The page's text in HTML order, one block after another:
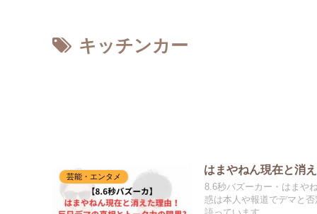
キッチンカー
芸能・エンタメ
はまやねん現在と消
8.6秒バズーカー・はまや
惑は本人や報道でデマと